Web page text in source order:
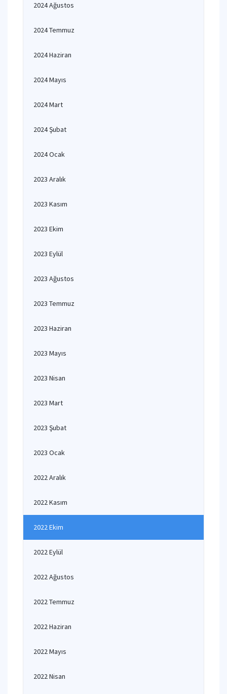
2024 Ağustos
2024 Temmuz
2024 Haziran
2024 Mayıs
2024 Mart
2024 Şubat
2024 Ocak
2023 Aralık
2023 Kasım
2023 Ekim
2023 Eylül
2023 Ağustos
2023 Temmuz
2023 Haziran
2023 Mayıs
2023 Nisan
2023 Mart
2023 Şubat
2023 Ocak
2022 Aralık
2022 Kasım
2022 Ekim
2022 Eylül
2022 Ağustos
2022 Temmuz
2022 Haziran
2022 Mayıs
2022 Nisan